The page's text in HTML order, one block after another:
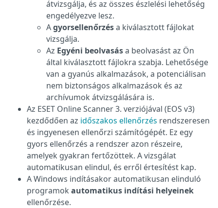
átvizsgálja, és az összes észlelési lehetőség
engedélyezve lesz.
Agyorsellenőrzésa kiválasztott fájlokat
vizsgálja.
Az Egyéni beolvasása beolvasást az Ön
által kiválasztott fájlokra szabja. Lehetősége
van a gyanús alkalmazások, a potenciálisan
nem biztonságos alkalmazások és az
archívumok átvizsgálására is.
Az ESET Online Scanner 3. verziójával (EOS v3)
kezdődően az időszakos ellenőrzés rendszeresen
és ingyenesen ellenőrzi számítógépét. Ez egy
gyors ellenőrzés a rendszer azon részeire,
amelyek gyakran fertőzöttek. A vizsgálat
automatikusan elindul, és erről értesítést kap.
A Windows indításakor automatikusan elinduló
programok automatikus indítási helyeinek
ellenőrzése.